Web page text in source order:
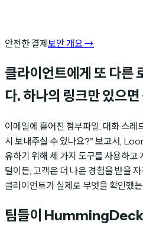
안전한 결제 보안 개요→
클라이언트에게 또 다른
다. 하나의 링크만 있으
이메일에 흩어진 첨부파일. 대화 스레
시 보내주실 수 있나요?" 보고서,
유하기 위해 세 가지 도구를 사용하고
털이든, 고객은 더 나은 경험을 받을
클라이언트가 실제로 무엇을 확인했
팀들이 HummingDeck